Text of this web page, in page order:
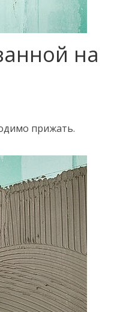
на
прижать.